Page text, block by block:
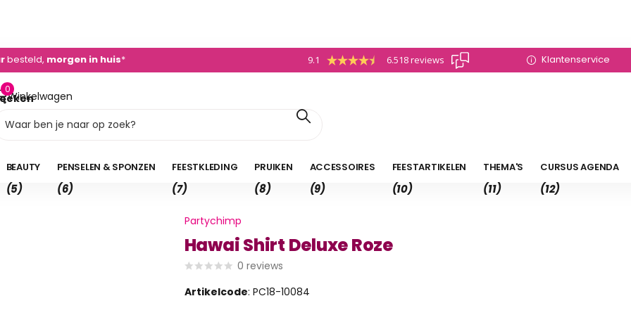
- 450 882
besteld, morgen in huis* 9.1 6.518 reviews Klantenservice
Winkelwagen
0
0,00
BEAUTY
(5)
PENSELEN & SPONZEN
(6)
FEESTKLEDING
(7)
PRUIKEN
(8)
ACCESSOIRES
(9)
FEESTARTIKELEN
(10)
THEMA'S
(11)
CURSUS AGENDA
(12)
Partychimp
Hawai Shirt Deluxe Roze
0 reviews
Artikelcode: PC18-10084